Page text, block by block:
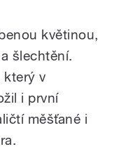
květinou,
šlechtění.
který v
i první
měšťané i